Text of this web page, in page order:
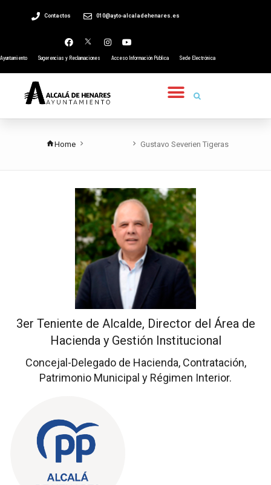
Contactos 010@ayto-alcaladehenares.es
Ayuntamiento Sugerencias y Reclamaciones Acceso Información Pública Sede Electrónica
Home Gustavo Severien Tigeras
3er Teniente de Alcalde, Director del Área de
Hacienda y Gestión Institucional
Concejal-Delegado de Hacienda, Contratación,
Patrimonio Municipal y Régimen Interior.